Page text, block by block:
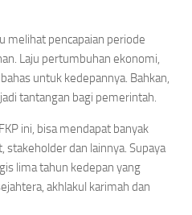
melihat pencapaian periode
Laju pertumbuhan ekonomi,
untuk kedepannya. Bahkan,
tantangan bagi pemerintah.
ini, bisa mendapat banyak
stakeholder dan lainnya. Supaya
lima tahun kedepan yang
akhlakul karimah dan